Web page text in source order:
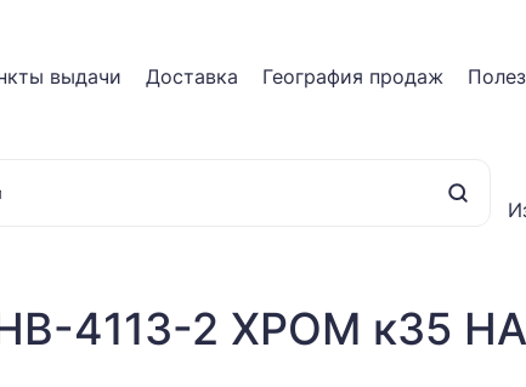
выдачи Доставка География продаж
4113-2 ХРОМ к35